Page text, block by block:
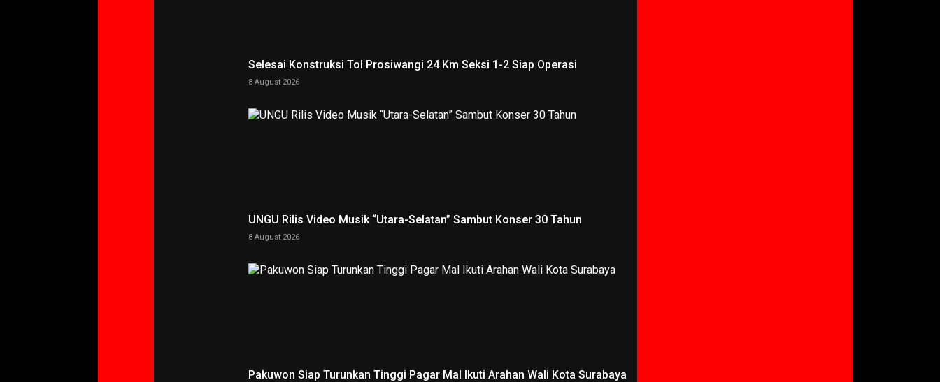
Selesai Konstruksi Tol Prosiwangi 24 Km Seksi 1-2 Siap Operasi
8 August 2026
UNGU Rilis Video Musik “Utara-Selatan” Sambut Konser 30 Tahun
8 August 2026
Pakuwon Siap Turunkan Tinggi Pagar Mal Ikuti Arahan Wali Kota Surabaya